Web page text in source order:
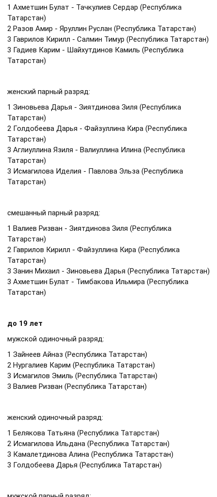
1 Ахметшин Булат - Тачкулиев Сердар (Республика
Татарстан)
2 Разов Амир - Яруллин Руслан (Республика Татарстан)
3 Гаврилов Кирилл - Салмин Тимур (Республика Татарстан)
3 Гадиев Карим - Шайхутдинов Камиль (Республика
Татарстан)
женский парный разряд:
1 Зиновьева Дарья - Зиятдинова Зиля (Республика
Татарстан)
2 Голдобеева Дарья - Файзуллина Кира (Республика
Татарстан)
3 Аглиуллина Язиля - Валиуллина Илина (Республика
Татарстан)
3 Исмагилова Иделия - Павлова Эльза (Республика
Татарстан)
смешанный парный разряд:
1 Валиев Ризван - Зиятдинова Зиля (Республика
Татарстан)
2 Гаврилов Кирилл - Файзуллина Кира (Республика
Татарстан)
3 Занин Михаил - Зиновьева Дарья (Республика Татарстан)
3 Ахметшин Булат - Тимбакова Ильмира (Республика
Татарстан)
до 19 лет
мужской одиночный разряд:
1 Зайнеев Айназ (Республика Татарстан)
2 Нургалиев Карим (Республика Татарстан)
3 Исмагилов Эмиль (Республика Татарстан)
3 Валиев Ризван (Республика Татарстан)
женский одиночный разряд:
1 Белякова Татьяна (Республика Татарстан)
2 Исмагилова Ильдана (Республика Татарстан)
3 Камалетдинова Алина (Республика Татарстан)
3 Голдобеева Дарья (Республика Татарстан)